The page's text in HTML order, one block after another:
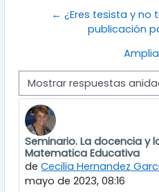
← ¿Eres tesista y no
publicación
Mostrar modo
Seminario. La docencia y
Matematica Educativa
deCecilia Hernandez
mayo de 2023, 08:16
Número de respuestas: 0